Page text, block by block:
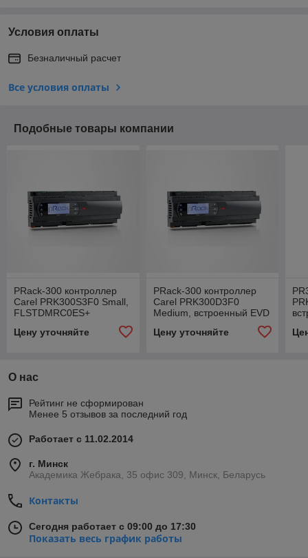
Условия оплаты
Безналичный расчет
Все условия оплаты
Подобные товары компании
PRack-300 контроллер
Carel PRK300S3F0 Small,
FLSTDMRC0ES+
Цену уточняйте
PRack-300 контроллер
Carel PRK300D3F0
Medium, встроенный EVD
драйвер для 2 вентилей
ExV, FLSTDMRC0ES+
Цену уточняйте
О нас
Рейтинг не сформирован
Менее 5 отзывов за последний год
Работает с 11.02.2014
г. Минск
Академика Жебрака, 35 офис 309, Минск, Беларусь
Контакты
Сегодня работает с 09:00 до 17:30
Показать весь график работы